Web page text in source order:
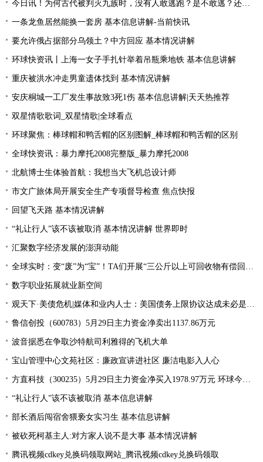
今日讯！为何古代被判灭九族时，没有人敢逃跑？是不敢逃？还是不能逃
一条龙鱼居然能换一套房 基本信息讲解-当前快讯
要允许俄占据部分乌领土？中方回应 基本情况讲解
环球快资讯丨上海一女子手扎针举着吊瓶乘地铁 基本信息讲解
重庆被洪水冲走男童遗体找到 基本情况讲解
安庆桐城一工厂发生事故致3死1伤 基本信息讲解|天天热推荐
双星情歌歌词_双星情歌|全球看点
环球聚焦：棒球帽和鸭舌帽的区别图解_棒球帽和鸭舌帽的区别
全球快资讯：暴力摩托2008完整版_暴力摩托2008
北航博士生体验首航：我想当大飞机总设计师
市文广旅体局开展安全生产专项督导检查 焦点快报
回望飞天路 基本情况讲解
“礼让行人”该不该被取消 基本情况讲解 世界即时
汇聚数字经济发展的澎湃动能
全球实时：变“废”为“宝”！TA们开展“三公斤以上可回收物有偿回收”宣传活动
数字职业拓展就业新空间
观天下·美债危机|媒体和业内人士：美国债务上限协议达成未必是“好消息”
鲁信创投（600783）5月29日主力资金净卖出1137.86万元
波音据悉在争取沙特航司利雅得的飞机大单
宝山管理中心文苑社区：廉政宣讲进社区 廉洁电影入人心
方直科技（300235）5月29日主力资金净买入1978.97万元 环球今亮点
“礼让行人”该不该被取消 基本信息讲解
部长酒后闯宿舍猥亵女实习生 基本信息讲解
被砍死柯基主人:对方家人说不是大事 基本情况讲解
腾讯视频cdkey兑换码领取网站_腾讯视频cdkey兑换码领取